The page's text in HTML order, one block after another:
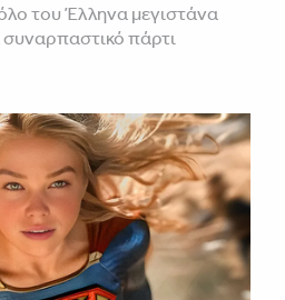
του Έλληνα μεγιστάνα
πάρτι